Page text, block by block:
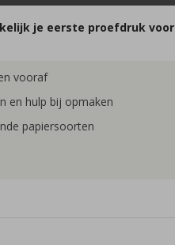
je eerste proefdruk voor
vooraf
en hulp bij opmaken
papiersoorten